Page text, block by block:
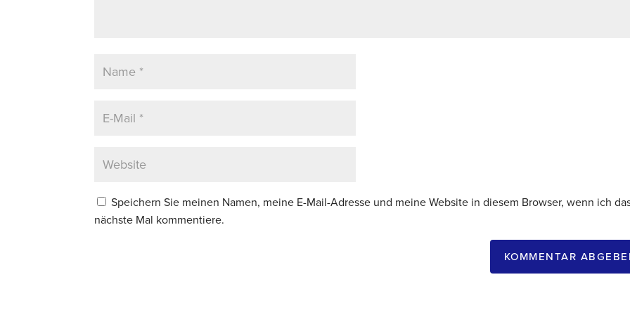
Speichern Sie meinen Namen, meine E-Mail-Adresse und meine Website in diesem Browser, wenn ich
nächste Mal kommentiere.